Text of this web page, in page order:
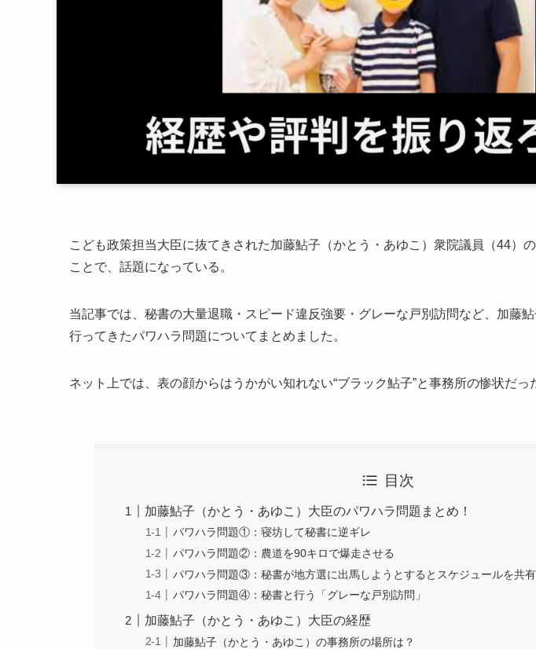
こども政策担当大臣に抜てきされた加藤鮎子（かとう・あゆこ）衆院議員（44）
ことで、話題になっている。
当記事では、秘書の大量退職・スピード違反強要・グレーな戸別訪問など、加藤
行ってきたパワハラ問題についてまとめました。
ネット上では、表の顔からはうかがい知れない“ブラック鮎子”と事務所の惨状だっ
目次
加藤鮎子（かとう・あゆこ）大臣のパワハラ問題まとめ！
パワハラ問題①：寝坊して秘書に逆ギレ
パワハラ問題②：農道を90キロで爆走させる
パワハラ問題③：秘書が地方選に出馬しようとするとスケジュールを共
パワハラ問題④：秘書と行う「グレーな戸別訪問」
加藤鮎子（かとう・あゆこ）大臣の経歴
加藤鮎子（かとう・あゆこ）の事務所の場所は？